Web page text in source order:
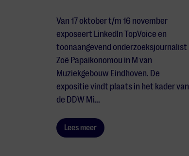
Van 17 oktober t/m 16 november
exposeert LinkedIn TopVoice en
toonaangevend onderzoeksjournalist
Zoë Papaikonomou in M van
Muziekgebouw Eindhoven. De
expositie vindt plaats in het kader van
de DDW Mi...
Lees meer